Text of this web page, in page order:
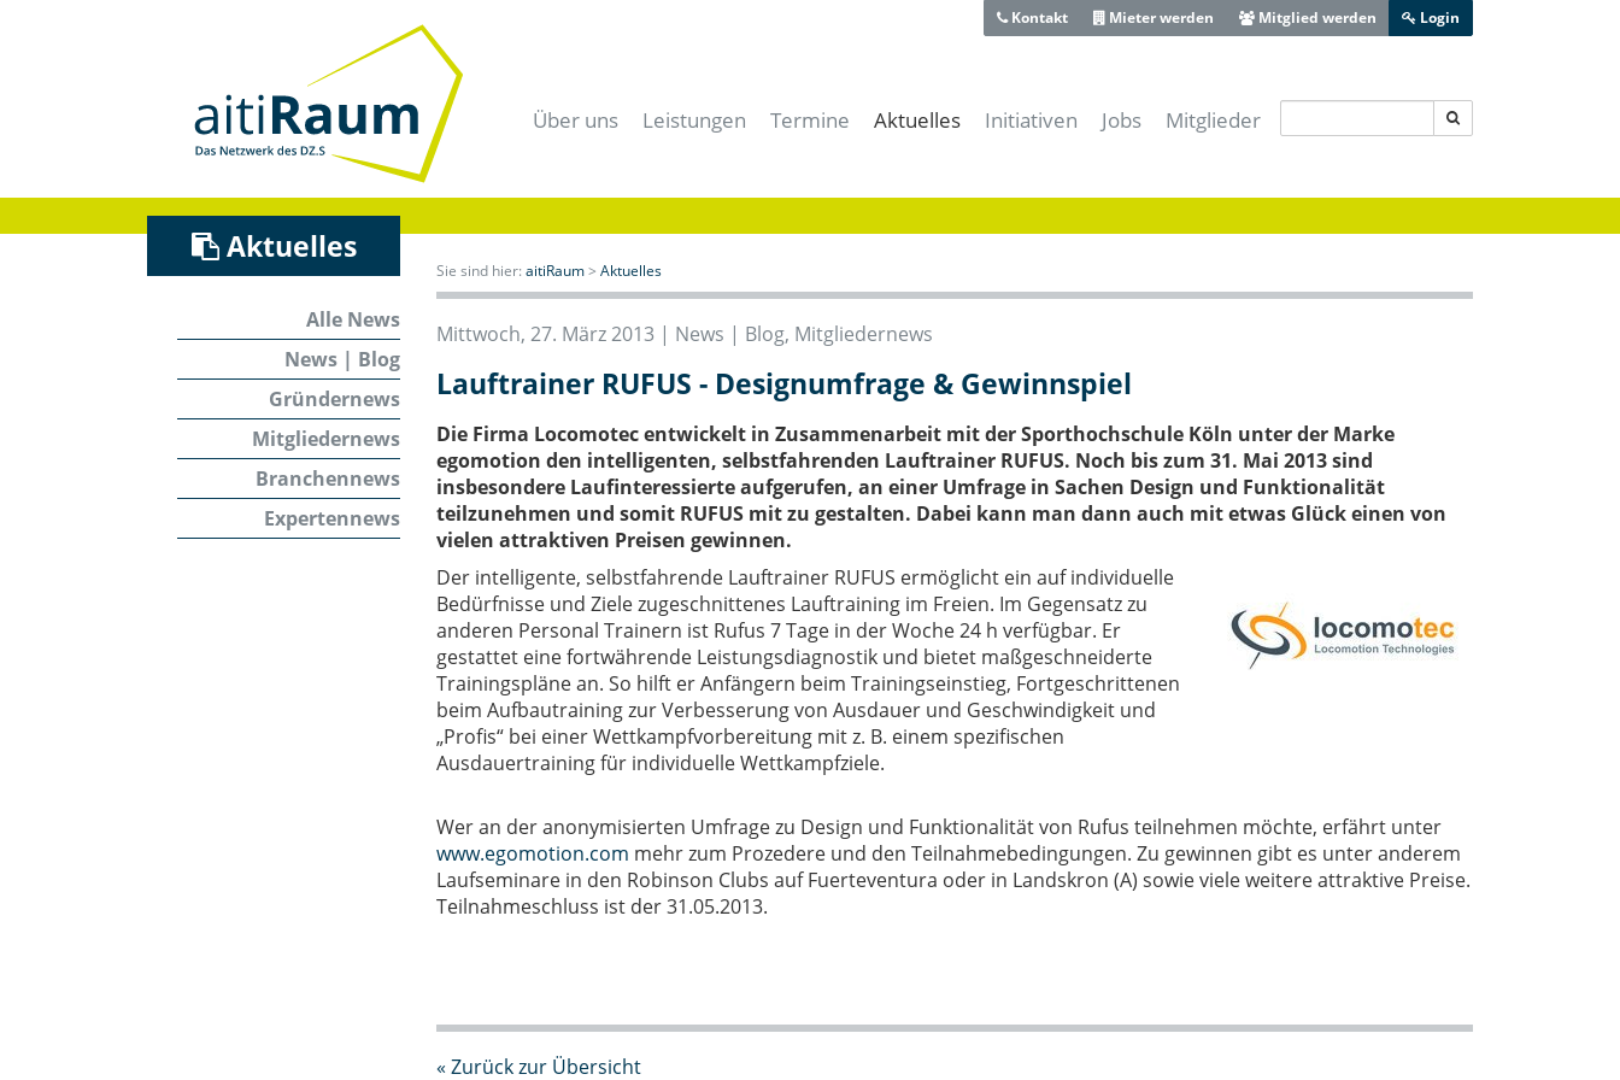
Über uns
Historie
Technologie- und Gründerzentrum
Verein
Förderer und Partner
Presse- und Mediacenter
Leistungen
Für Unternehmer
Für Forschung & Lehre
Für Anwender
Für Studenten & Absolventen
Für Experten
Meeting- & Eventräume mieten
Coworking Space
Termine
aitiRaum Termine
Mitglieder Termine
Aktuelles
News | Blog
Gründernews
Branchennews
Expertennews
Initiativen
Bayerisches IT-Sicherheitscluster e.V.
eBusiness-Lotse Schwaben
Digitales Zentrum Schwaben
Start-Up Augsburg
Jobs Mitglieder
Kontakt Mieter werden Mitglied werden Login
Aktuelles
Alle News
News | Blog
Gründernews
Mitgliedernews
Branchennews
Expertennews
Sie sind hier: aitiRaum> Aktuelles
Mittwoch, 27. März 2013 | News | Blog, Mitgliedernews
Lauftrainer RUFUS - Designumfrage & Gewinnspiel
Die Firma Locomotec entwickelt in Zusammenarbeit mit der Sporthochschule Köln unter der Marke
egomotion den intelligenten, selbstfahrenden Lauftrainer RUFUS. Noch bis zum 31. Mai 2013 sind
insbesondere Laufinteressierte aufgerufen, an einer Umfrage in Sachen Design und Funktionalität
teilzunehmen und somit RUFUS mit zu gestalten. Dabei kann man dann auch mit etwas Glück einen von
vielen attraktiven Preisen gewinnen.
Der intelligente, selbstfahrende Lauftrainer RUFUS ermöglicht ein auf individuelle
Bedürfnisse und Ziele zugeschnittenes Lauftraining im Freien. Im Gegensatz zu
anderen Personal Trainern ist Rufus 7 Tage in der Woche 24 h verfügbar. Er
gestattet eine fortwährende Leistungsdiagnostik und bietet maßgeschneiderte
Trainingspläne an. So hilft er Anfängern beim Trainingseinstieg, Fortgeschrittenen
beim Aufbautraining zur Verbesserung von Ausdauer und Geschwindigkeit und
„Profis“ bei einer Wettkampfvorbereitung mit z. B. einem spezifischen
Ausdauertraining für individuelle Wettkampfziele.
Wer an der anonymisierten Umfrage zu Design und Funktionalität von Rufus teilnehmen möchte, erfährt unter
www.egomotion.com mehr zum Prozedere und den Teilnahmebedingungen. Zu gewinnen gibt es unter anderem
Laufseminare in den Robinson Clubs auf Fuerteventura oder in Landskron (A) sowie viele weitere attraktive Preise.
Teilnahmeschluss ist der 31.05.2013.
« Zurück zur Übersicht